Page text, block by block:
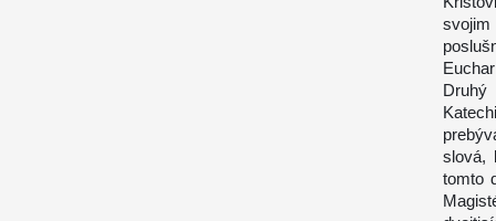
svojim
slová,
tomto